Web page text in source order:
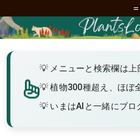
=
メニューと検索欄は上
植物300種超え、ほぼ
いまはAIと一緒にブ